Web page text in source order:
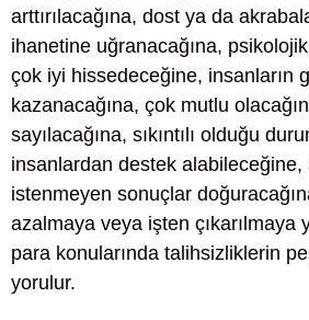
arttırılacağına, dost ya da
ihanetine uğranacağına,
çok iyi hissedeceğine, insanların
kazanacağına, çok mutlu
sayılacağına, sıkıntılı olduğu
insanlardan destek alabileceğine,
istenmeyen sonuçlar
azalmaya veya işten çıkarılmaya
para konularında talihsizliklerin
yorulur.